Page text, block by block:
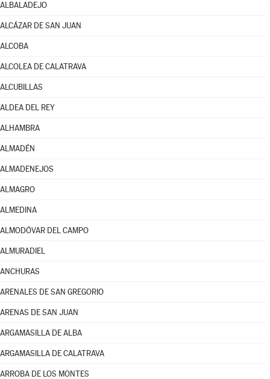
ALBALADEJO
ALCÁZAR DE SAN JUAN
ALCOBA
ALCOLEA DE CALATRAVA
ALCUBILLAS
ALDEA DEL REY
ALHAMBRA
ALMADÉN
ALMADENEJOS
ALMAGRO
ALMEDINA
ALMODÓVAR DEL CAMPO
ALMURADIEL
ANCHURAS
ARENALES DE SAN GREGORIO
ARENAS DE SAN JUAN
ARGAMASILLA DE ALBA
ARGAMASILLA DE CALATRAVA
ARROBA DE LOS MONTES